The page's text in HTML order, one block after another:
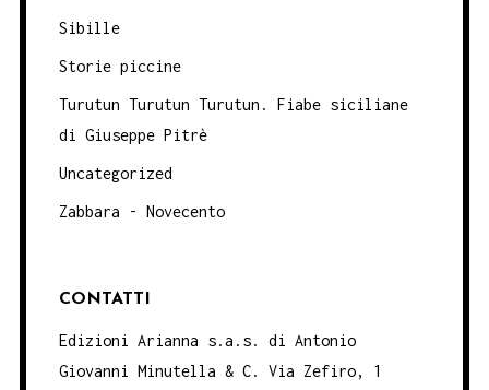
Sibille
Storie piccine
Turutun Turutun Turutun. Fiabe siciliane
di Giuseppe Pitrè
Uncategorized
Zabbara - Novecento
CONTATTI
Edizioni Arianna s.a.s. di Antonio
Giovanni Minutella & C. Via Zefiro, 1